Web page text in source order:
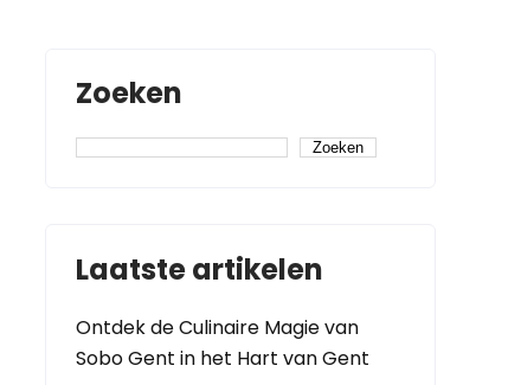
Zoeken
Zoeken
Laatste artikelen
Ontdek de Culinaire Magie van
Sobo Gent in het Hart van Gent